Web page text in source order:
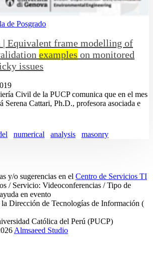
de Posgrado
| Equivalent frame modelling of
examples on monitored
issues
Civil de la PUCP comunica que en el mes
Serena Cattari, Ph.D., profesora asociada e
numerical analysis masonry
y/o sugerencias en el Centro de Servicios TI
/ Servicio: Videoconferencias / Tipo de
en evento
Dirección de Tecnologías de Información (
Católica del Perú (PUCP)
Almsaeed Studio